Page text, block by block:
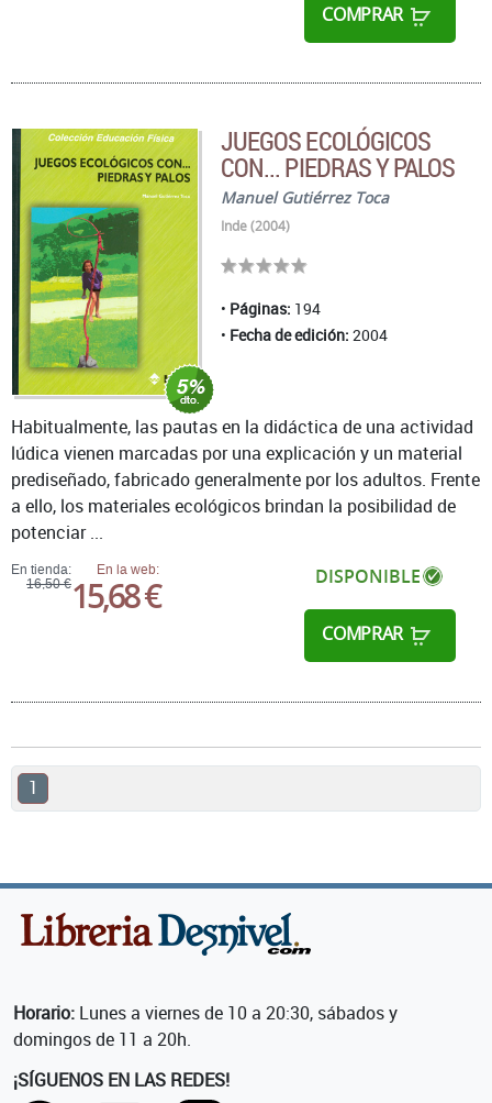
COMPRAR
JUEGOS ECOLÓGICOS
CON... PIEDRAS Y PALOS
Manuel Gutiérrez Toca
Inde (2004)
Páginas: 194
Fecha de edición: 2004
En tienda:
16,50 €
En la web:
15,68 € DISPONIBLE
COMPRAR
Habitualmente, las pautas en la didáctica de una actividad
lúdica vienen marcadas por una explicación y un material
prediseñado, fabricado generalmente por los adultos. Frente
a ello, los materiales ecológicos brindan la posibilidad de
potenciar ...
1
Horario: Lunes a viernes de 10 a 20:30, sábados y
domingos de 11 a 20h.
¡SÍGUENOS EN LAS REDES!